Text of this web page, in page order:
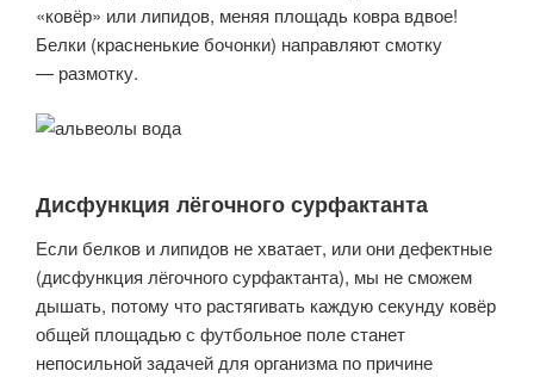
«ковёр» или липидов, меняя площадь ковра вдвое!
Белки (красненькие бочонки) направляют смотку
— размотку.
Дисфункция лёгочного сурфактанта
Если белков и липидов не хватает, или они дефектные
(дисфункция лёгочного сурфактанта), мы не сможем
дышать, потому что растягивать каждую секунду ковёр
общей площадью с футбольное поле станет
непосильной задачей для организма по причине